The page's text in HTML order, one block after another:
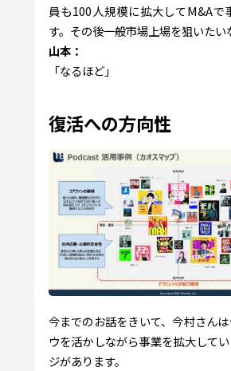
員も100人規模に拡大してM&Aで
す。その後一般市場上場を狙いたい
山本：
「なるほど」
復活への方向性
今までのお話をきいて、今村さん
ウを活かしながら事業を拡大して
ジがあります。